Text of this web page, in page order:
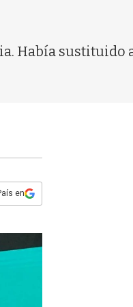
Había sustituido
en